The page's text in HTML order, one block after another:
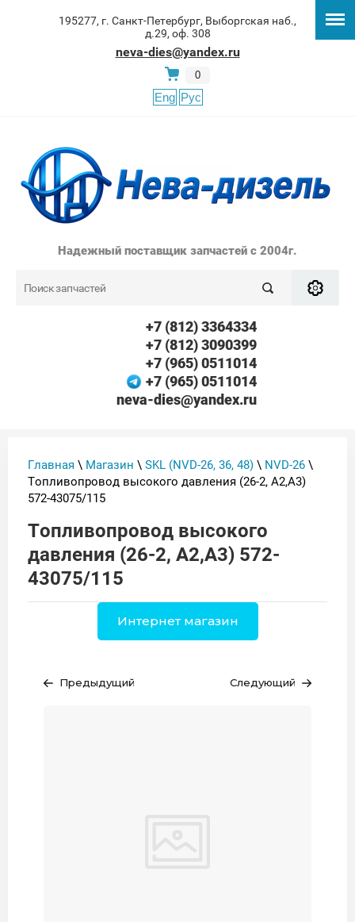
195277, г. Санкт-Петербург, Выборгская наб.,
д.29, оф. 308
neva-dies@yandex.ru
0
Eng Рус
Надежный поставщик запчастей с 2004г.
+7 (812) 3364334
+7 (812) 3090399
+7 (965) 0511014
+7 (965) 0511014
neva-dies@yandex.ru
Главная \ Магазин \ SKL (NVD-26, 36, 48) \ NVD-26 \
Топливопровод высокого давления (26-2, А2,А3)
572-43075/115
Топливопровод высокого
давления (26-2, А2,А3) 572-
43075/115
Интернет магазин
Предыдущий Следующий